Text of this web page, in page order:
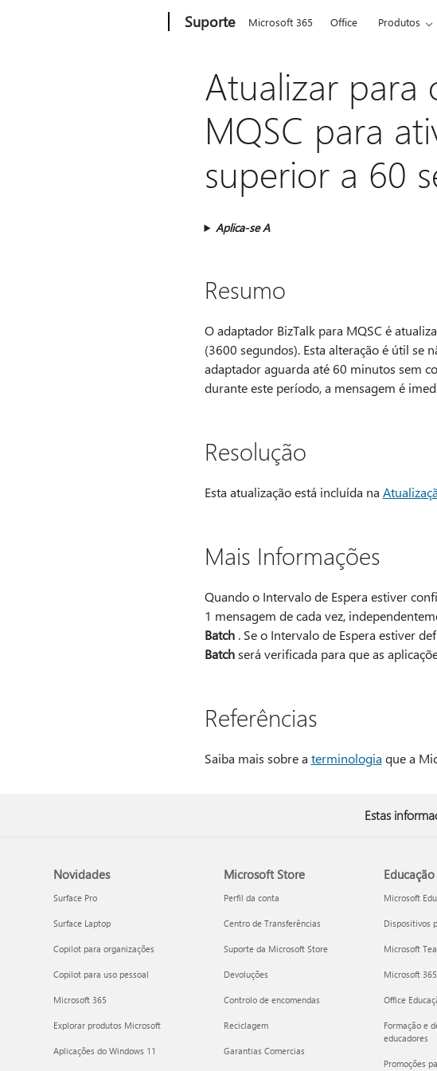
Suporte Microsoft 365 Office Produtos
Atualizar para
MQSC para
superior a 60
Aplica-se A
Resumo
O adaptador BizTalk para MQSC é
(3600 segundos). Esta alteração é útil se
adaptador aguarda até 60 minutos sem
durante este período, a mensagem é
Resolução
Esta atualização está incluída na
Mais Informações
Quando o Intervalo de Espera estiver
1 mensagem de cada vez,
Batch. Se o Intervalo de Espera estiver
Batchserá verificada para que as
Referências
Saiba mais sobre a terminologia que a
Estas
Novidades
Surface Pro
Surface Laptop
Copilot para organizações
Copilot para uso pessoal
Microsoft 365
Explorar produtos Microsoft
Aplicações do Windows 11
Microsoft Store
Perfil da conta
Centro de Transferências
Suporte da Microsoft Store
Devoluções
Controlo de encomendas
Reciclagem
Garantias Comercias
Educação
Microsoft
Dispositivos
Microsoft
Microsoft
Office
Formação e
educadores
Promoções